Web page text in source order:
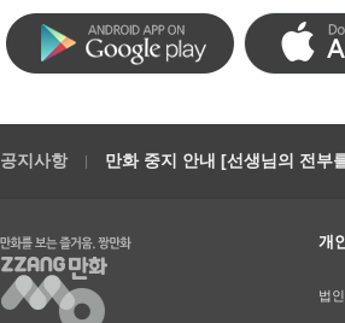
공지사항 만화 중지 안내 [선생님의 전부
개
법